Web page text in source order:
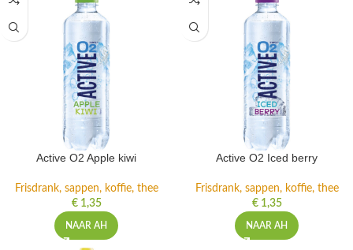
Active O2 Apple kiwi
Frisdrank, sappen, koffie, thee
€1,35
NAAR AH
Active O2 Iced berry
Frisdrank, sappen, koffie, thee
€1,35
NAAR AH